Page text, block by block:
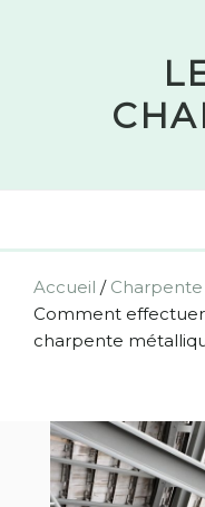
Accueil /
Comment
charpente